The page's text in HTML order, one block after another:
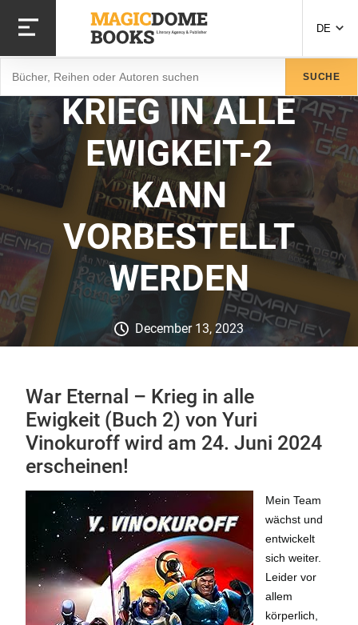
zum
Inhalt
DE
SUCHE
KRIEG IN ALLE
EWIGKEIT-2
KANN
VORBESTELLT
WERDEN
December 13, 2023
War Eternal – Krieg in alle
Ewigkeit (Buch 2) von Yuri
Vinokuroff wird am 24. Juni 2024
erscheinen!
Mein Team
wächst und
entwickelt
sich weiter.
Leider vor
allem
körperlich,